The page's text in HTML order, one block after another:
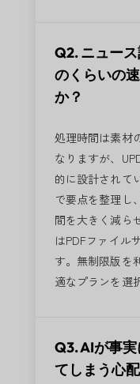
Q2. ニュー
のくらいの
か？
処理時間は素材
なりますが、
的に設計されて
で要点を整理し
間を大きく減ら
はPDFファイル
す。無制限版を
適なプランを選
Q3. AIが事
てしまう心